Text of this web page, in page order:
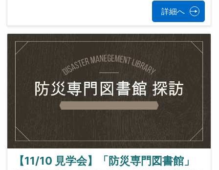
詳細へ
【11/10 見学会】「防災専門図書館」